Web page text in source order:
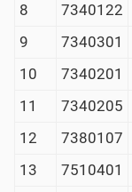
8
7340122
9
7340301
10
7340201
11
7340205
12
7380107
13
7510401